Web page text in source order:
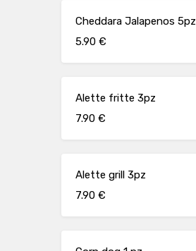
Cheddara Jalapenos 5pz
5.90 €
Alette fritte 3pz
7.90 €
Alette grill 3pz
7.90 €